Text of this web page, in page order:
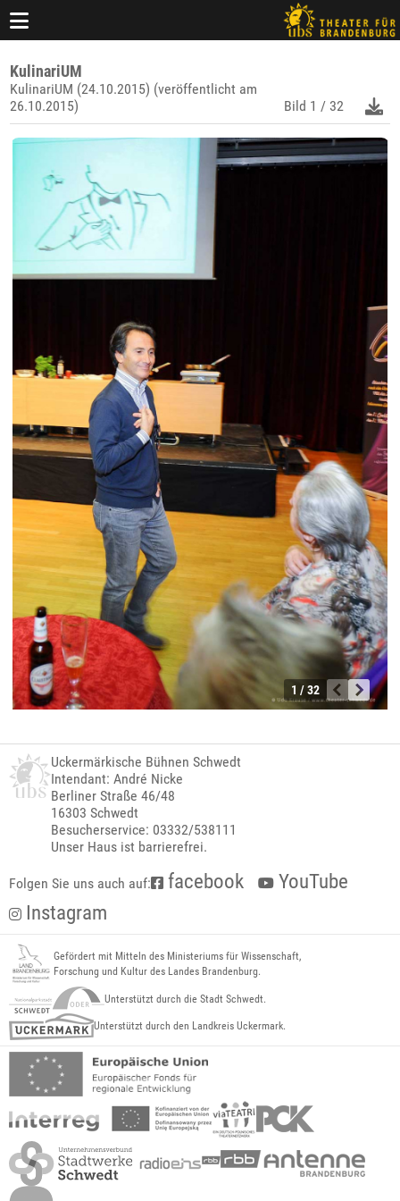
KulinariUM
KulinariUM (24.10.2015) (veröffentlicht am
26.10.2015)
Bild 1 / 32
1 / 32
Uckermärkische Bühnen Schwedt
Intendant: André Nicke
Berliner Straße 46/48
16303 Schwedt
Besucherservice: 03332/538111
Unser Haus ist barrierefrei.
Folgen Sie uns auch auf: facebook
YouTube
Instagram
Gefördert mit Mitteln des Ministeriums für Wissenschaft,
Forschung und Kultur des Landes Brandenburg.
Unterstützt durch die Stadt Schwedt.
Unterstützt durch den Landkreis Uckermark.